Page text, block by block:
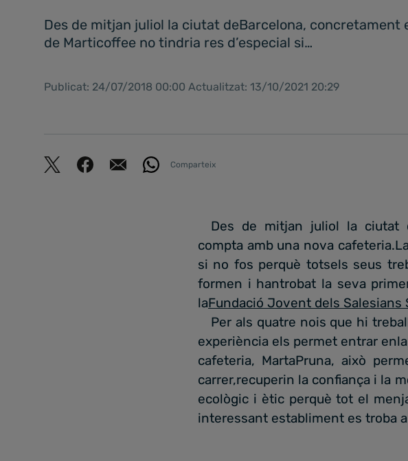
Des de mitjan juliol la ciutat deBarcelona,
de Marticoffee no tindria res d’especial si…
Publicat: 24/07/2018 00:00 Actualitzat: 13/10/2021 20:29
Comparteix
Des de mitjan juliol la ciutat
compta amb una nova
si no fos perquè totsels seus
formen i hantrobat la seva
laFundació Jovent dels Salesians
Per als quatre nois que hi
experiència els permet entrar
cafeteria, MartaPruna, això
carrer,recuperin la confiança i la
ecològic i ètic perquè tot el
interessant establiment es troba